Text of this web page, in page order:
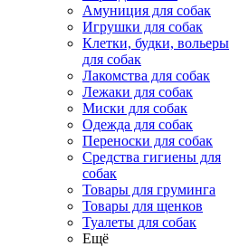
Амуниция для собак
Игрушки для собак
Клетки, будки, вольеры
для собак
Лакомства для собак
Лежаки для собак
Миски для собак
Одежда для собак
Переноски для собак
Средства гигиены для
собак
Товары для груминга
Товары для щенков
Туалеты для собак
Ещё